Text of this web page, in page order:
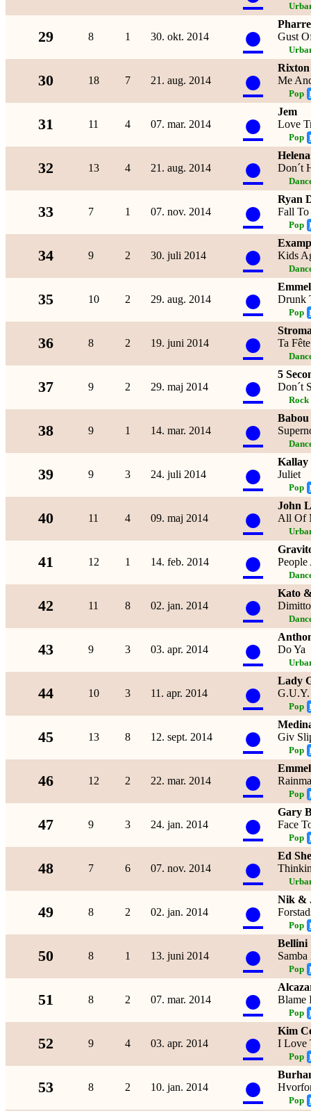
29 8 1 30. okt. 2014 ●
Gust
30 18 7 21. aug. 2014 ●
Rixton
Me
Pop
31 11 4 07. mar. 2014 ●
Jem
Love
Pop
32 13 4 21. aug. 2014 ●
Don´t
33 7 1 07. nov. 2014 ●
Ryan
Fall
Pop
34 9 2 30. juli 2014 ●
Kids
35 10 2 29. aug. 2014 ●
Drunk
Pop
36 8 2 19. juni 2014 ●
Ta Fête
37 9 2 29. maj 2014 ●
5
Don´t
Rock
38 9 1 14. mar. 2014 ●
Babou
39 9 3 24. juli 2014 ●
Kallay
Juliet
Pop
40 11 4 09. maj 2014 ●
John
All Of
41 12 1 14. feb. 2014 ●
42 11 8 02. jan. 2014 ●
Kato
43 9 3 03. apr. 2014 ●
Do Ya
44 10 3 11. apr. 2014 ●
Lady
G.U.Y.
Pop
45 13 8 12. sept. 2014 ●
Giv
Pop
46 12 2 22. mar. 2014 ● Pop
47 9 3 24. jan. 2014 ●
Gary
Face
Pop
48 7 6 07. nov. 2014 ●
Ed
49 8 2 02. jan. 2014 ●
Nik &
Pop
50 8 1 13. juni 2014 ●
Bellini
Pop
51 8 2 07. mar. 2014 ●
Blame
Pop
52 9 4 03. apr. 2014 ●
Kim
I Love
Pop
53 8 2 10. jan. 2014 ● Pop